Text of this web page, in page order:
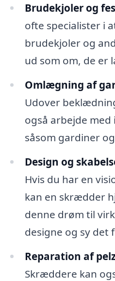
Brudekjoler og
ofte specialister i
brudekjoler og
ud som om, de er
Omlægning af
Udover
også arbejde
såsom gardiner
Design og
Hvis du har en
kan en skrædder
denne drøm til
designe og sy det
Reparation af
Skræddere kan